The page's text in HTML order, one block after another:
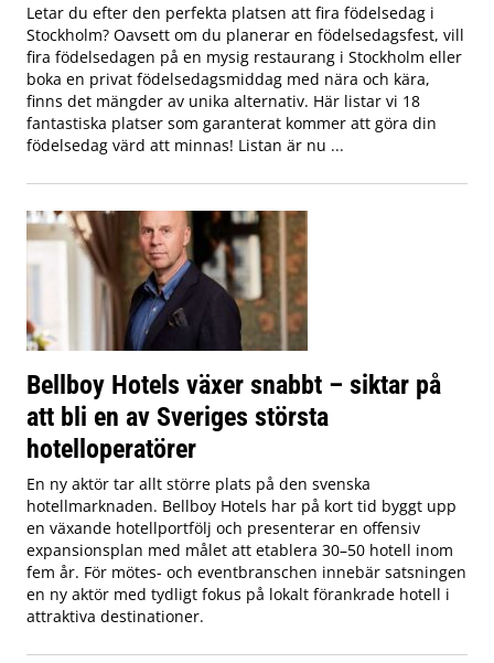
Letar du efter den perfekta platsen att fira födelsedag i
Stockholm? Oavsett om du planerar en födelsedagsfest, vill
fira födelsedagen på en mysig restaurang i Stockholm eller
boka en privat födelsedagsmiddag med nära och kära,
finns det mängder av unika alternativ. Här listar vi 18
fantastiska platser som garanterat kommer att göra din
födelsedag värd att minnas! Listan är nu ...
Bellboy Hotels växer snabbt – siktar på
att bli en av Sveriges största
hotelloperatörer
En ny aktör tar allt större plats på den svenska
hotellmarknaden. Bellboy Hotels har på kort tid byggt upp
en växande hotellportfölj och presenterar en offensiv
expansionsplan med målet att etablera 30–50 hotell inom
fem år. För mötes- och eventbranschen innebär satsningen
en ny aktör med tydligt fokus på lokalt förankrade hotell i
attraktiva destinationer.